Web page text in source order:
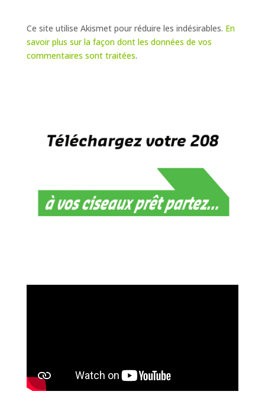
Ce site utilise Akismet pour réduire les indésirables. En
savoir plus sur la façon dont les données de vos
commentaires sont traitées.